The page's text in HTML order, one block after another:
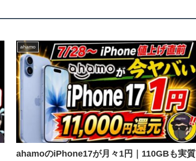
ahamo
ahamoのiPhone17が月々1円｜110GBも実質